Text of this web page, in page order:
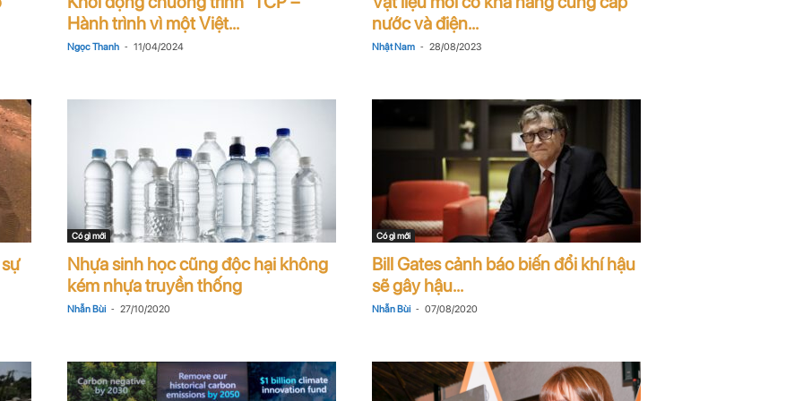
Hành trình vì một Việt...
Ngọc Thanh - 11/04/2024
nước và điện...
Nhật Nam - 28/08/2023
Có gì mới
Nhựa sinh học cũng độc hại không
kém nhựa truyền thống
Nhẫn Bùi - 27/10/2020
Có gì mới
Bill Gates cảnh báo biến đổi khí hậu
sẽ gây hậu...
Nhẫn Bùi - 07/08/2020